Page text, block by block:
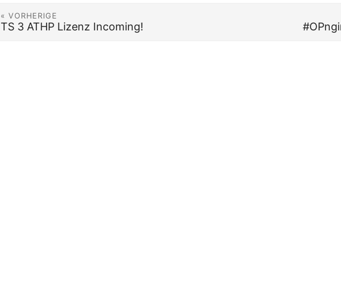
« VORHERIGE
TS 3 ATHP Lizenz Incoming!